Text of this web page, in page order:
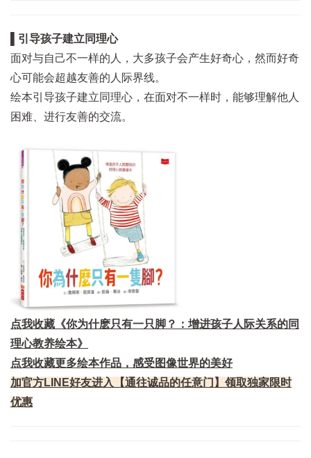
▌引导孩子建立同理心
面对与自己不一样的人，大多孩子会产生好奇心，然而好奇
心可能会超越友善的人际界线。
绘本引导孩子建立同理心，在面对不一样时，能够理解他人
困难、进行友善的交流。
点我收藏《你为什麽只有一只脚？：增进孩子人际关系的同
理心教养绘本》
点我收藏更多绘本作品，感受图像世界的美好
加官方LINE好友进入【通往诚品的任意门】领取独家限时
优惠